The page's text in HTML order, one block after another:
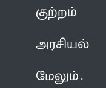
குற்றம்
அரசியல்
மேலும்